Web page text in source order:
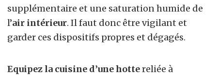
supplémentaire et une saturation humide de
l’air intérieur. Il faut donc être vigilant et
garder ces dispositifs propres et dégagés.
Equipez la cuisine d’une hottereliée à